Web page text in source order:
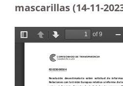
mascarillas (14-11-